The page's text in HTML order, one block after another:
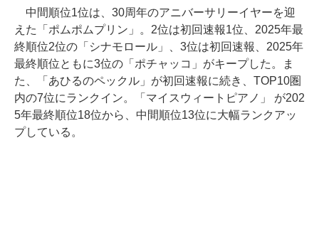
中間順位1位は、30周年のアニバーサリーイヤーを迎
えた「ポムポムプリン」。2位は初回速報1位、2025年最
終順位2位の「シナモロール」、3位は初回速報、2025年
最終順位ともに3位の「ポチャッコ」がキープした。ま
た、「あひるのペックル」が初回速報に続き、TOP10圏
内の7位にランクイン。「マイスウィートピアノ」 が202
5年最終順位18位から、中間順位13位に大幅ランクアッ
プしている。